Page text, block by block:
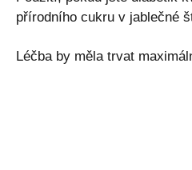
přírodního cukru v jablečné
Léčba by měla trvat